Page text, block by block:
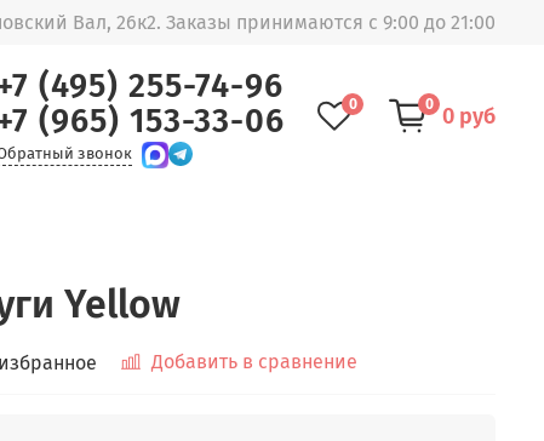
Вал, 26к2. Заказы принимаются с 9:00 до 21:00
(495) 255-74-96
(965) 153-33-06
звонок
0 0 0 руб
Yellow
Добавить в сравнение